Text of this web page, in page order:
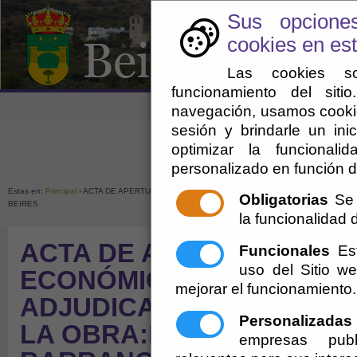
Sus
cookies en
Las cookies
funcionamiento del
navegación, usamos
sesión y brindarle un
optimizar la
personalizado en función
Obligatorias
la funcionalidad
Funcionales
uso del Sitio
mejorar el funcionamiento.
Personalizadas
empresas
Enlaces de interés
Estas en: Principal › ACTA DE APERTURA DE LAS PROPOSICIONES ECONÓMICAS Y
BEIRES
ACTA DE APERTURA DE
ECONÓMICAS Y
ADJUDICACIÓN PARA LA
LA OBRA:EL